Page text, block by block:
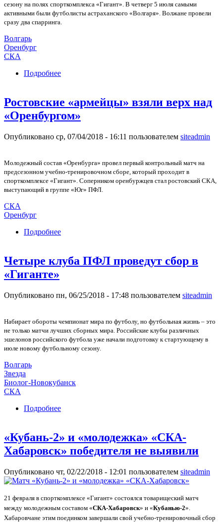
сезону на полях спорткомплекса «Гигант». В четверг 5 июля самыми
активными были футболисты астраханского «Волгаря». Волжане провели
сразу два спарринга.
Волгарь
Оренбург
СКА
Подробнее
Ростовские «армейцы» взяли верх над
«Оренбургом»
Опубликовано ср, 07/04/2018 - 16:11 пользователем siteadmin
Молодежный состав «Оренбурга» провел первый контрольный матч на
предсезонном учебно-тренировочном сборе, который проходит в
спорткомплексе «Гигант». Соперником оренбуржцев стал ростовский СКА,
выступающий в группе «Юг» ПФЛ.
СКА
Оренбург
Подробнее
Четыре клуба ПФЛ проведут сбор в
«Гиганте»
Опубликовано пн, 06/25/2018 - 17:48 пользователем siteadmin
Набирает обороты чемпионат мира по футболу, но футбольная жизнь – это
не только матчи лучших сборных мира. Российские клубы различных
эшелонов российского футбола уже начали подготовку к стартующему в
июле новому футбольному сезону.
Волгарь
Звезда
Биолог-Новокубанск
СКА
Подробнее
«Кубань-2» и «молодежка» «СКА-
Хабаровск» победителя не выявили
Опубликовано чт, 02/22/2018 - 12:01 пользователем siteadmin
21 февраля в спорткомплексе «Гигант» состоялся товарищеский матч
между молодежным составом «СКА-Хабаровск» и «Кубанью-2».
Хабаровчане этим поединком завершали свой учебно-тренировочный сбор